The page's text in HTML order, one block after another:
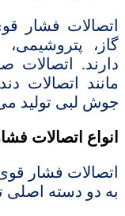
اتصالات فشار
گاز،
دارند. اتصالات
مانند اتصالات
جوش لبی تولید
انواع اتصالات
اتصالات فشار
به دو دسته اصلی